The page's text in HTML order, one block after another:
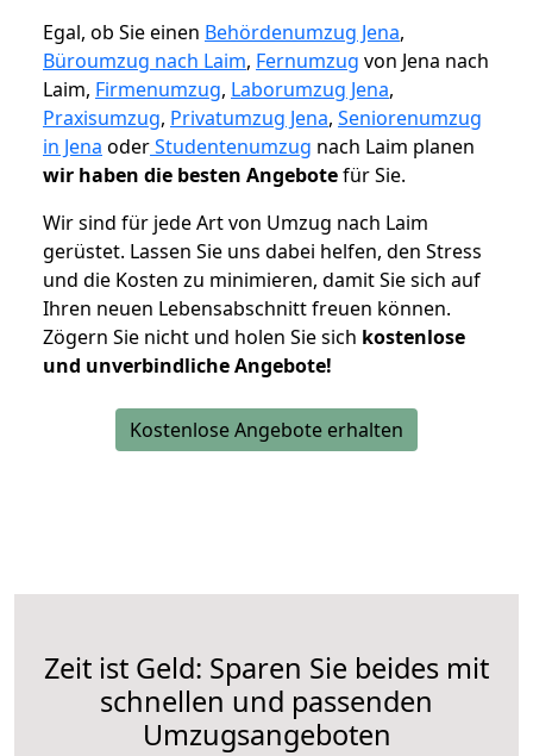
Egal, ob Sie einen Behördenumzug Jena,
Büroumzug nach Laim, Fernumzug von Jena nach
Laim, Firmenumzug, Laborumzug Jena,
Praxisumzug, Privatumzug Jena, Seniorenumzug
in Jena oderStudentenumzug nach Laim planen
wir haben die besten Angebotefür Sie.
Wir sind für jede Art von Umzug nach Laim
gerüstet. Lassen Sie uns dabei helfen, den Stress
und die Kosten zu minimieren, damit Sie sich auf
Ihren neuen Lebensabschnitt freuen können.
Zögern Sie nicht und holen Sie sich kostenlose
und unverbindliche Angebote!
Kostenlose Angebote erhalten
Zeit ist Geld: Sparen Sie beides mit
schnellen und passenden
Umzugsangeboten